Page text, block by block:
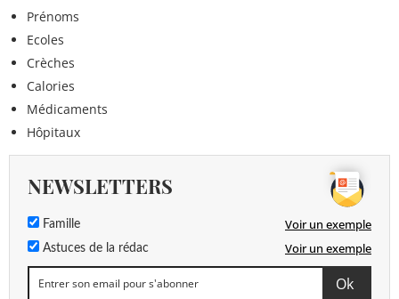
Prénoms
Ecoles
Crèches
Calories
Médicaments
Hôpitaux
NEWSLETTERS
Famille Voir un exemple
Astuces de la rédac Voir un exemple